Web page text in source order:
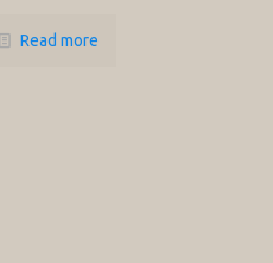
Read more